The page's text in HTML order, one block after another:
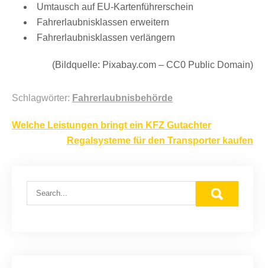
Umtausch auf EU-Kartenführerschein
Fahrerlaubnisklassen erweitern
Fahrerlaubnisklassen verlängern
(Bildquelle: Pixabay.com – CC0 Public Domain)
Schlagwörter: Fahrerlaubnisbehörde
Beitragsnavigation
Welche Leistungen bringt ein KFZ Gutachter
Regalsysteme für den Transporter kaufen